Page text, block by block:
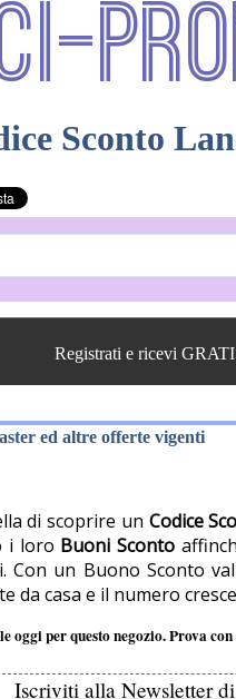
Sconto
di scoprire un Codice
i loro Buoni Sconto
un Buono Sconto
da casa e il numero
Registrati e ricevi
ed altre offerte vigenti
oggi per questo negozio. Prova
Iscriviti alla Newsletter